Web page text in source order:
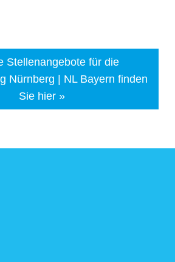
Stellenangebote für die
Nürnberg | NL Bayern finden
Sie hier »